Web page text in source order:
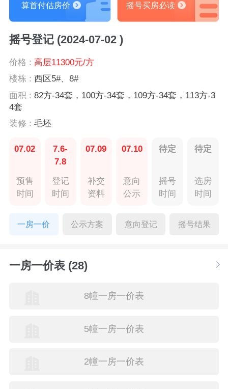
算首付估房价 摇号买房必读
摇号登记 (2024-07-02 )
价格 : 高层11300元/方
楼栋 : 西区5#、8#
面积 : 82方-34套，100方-34套，109方-34套，113方-3
4套
装修 : 毛坯
07.02
预售
时间
7.6-
7.8
登记
时间
07.09
补交
资料
07.10
意向
公示
待定
摇号
时间
待定
选房
时间
一房一价 公示方案 意向登记 摇号结果
一房一价表 (28)
8幢一房一价表
5幢一房一价表
2幢一房一价表